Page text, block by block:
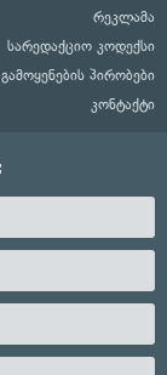
რეკლამა
სარედაქციო კოდექსი
პირობები
კონტაქტი